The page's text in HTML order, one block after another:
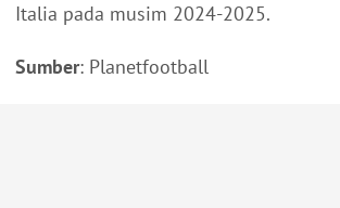
Italia pada musim 2024-2025.
Sumber: Planetfootball